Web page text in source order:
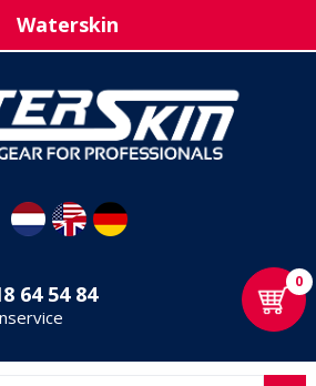
Waterskin
0
64 54 84